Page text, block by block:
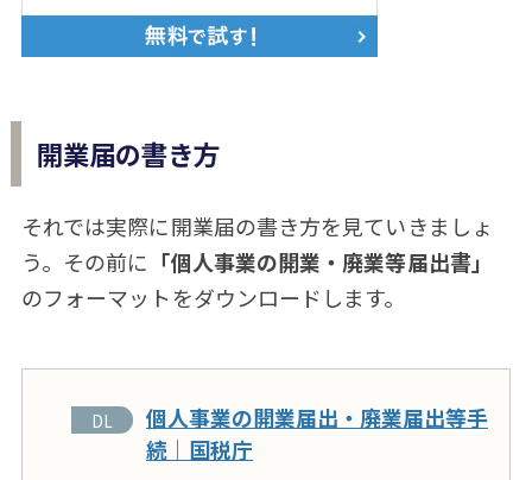
開業届の書き方
それでは実際に開業届の書き方を見ていきましょ
う。その前に 「個人事業の開業・廃業等届出書」
のフォーマットをダウンロードします。
個人事業の開業届出・廃業届出等手
続｜国税庁